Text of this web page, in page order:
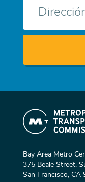
electrónico
Bay Area Metro
375 Beale Street,
San Francisco, CA